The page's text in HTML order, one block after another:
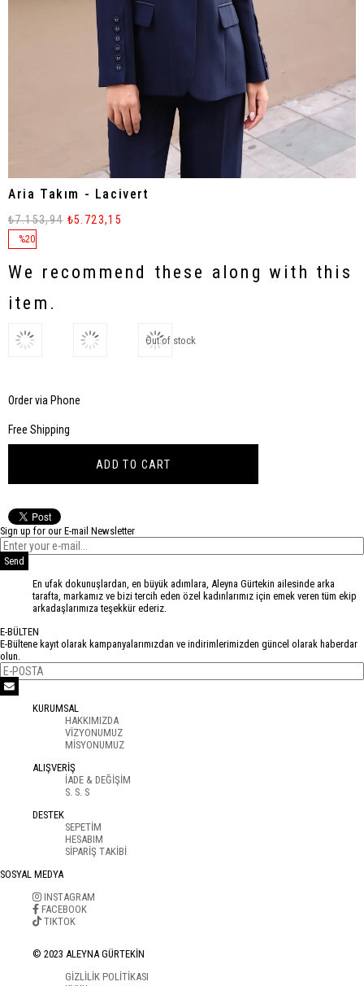
Aria Takım - Lacivert
%20
₺7.153,94 ₺5.723,15
We recommend these along with this
item.
Out of stock
Order via Phone
Free Shipping
Sign up for our E-mail Newsletter
Send
En ufak dokunuşlardan, en büyük adımlara, Aleyna Gürtekin ailesinde arka
tarafta, markamız ve bizi tercih eden özel kadınlarımız için emek veren tüm ekip
arkadaşlarımıza teşekkür ederiz.
E-BÜLTEN
E-Bültene kayıt olarak kampanyalarımızdan ve indirimlerimizden güncel olarak haberdar
olun.
KURUMSAL
HAKKIMIZDA
VİZYONUMUZ
MİSYONUMUZ
ALIŞVERİŞ
İADE & DEĞİŞİM
S. S. S
DESTEK
SEPETİM
HESABIM
SİPARİŞ TAKİBİ
SOSYAL MEDYA
INSTAGRAM
FACEBOOK
TIKTOK
© 2023 ALEYNA GÜRTEKİN
GİZLİLİK POLİTİKASI